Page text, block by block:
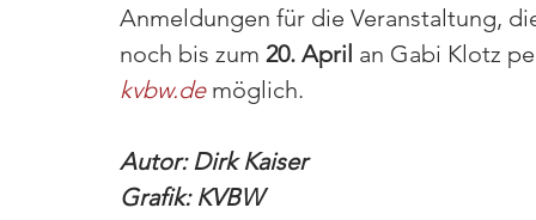
Anmeldungen für die Veranstaltung,
noch bis zum 20. April an Gabi Klotz
kvbw.de möglich.
Autor: Dirk Kaiser
Grafik: KVBW